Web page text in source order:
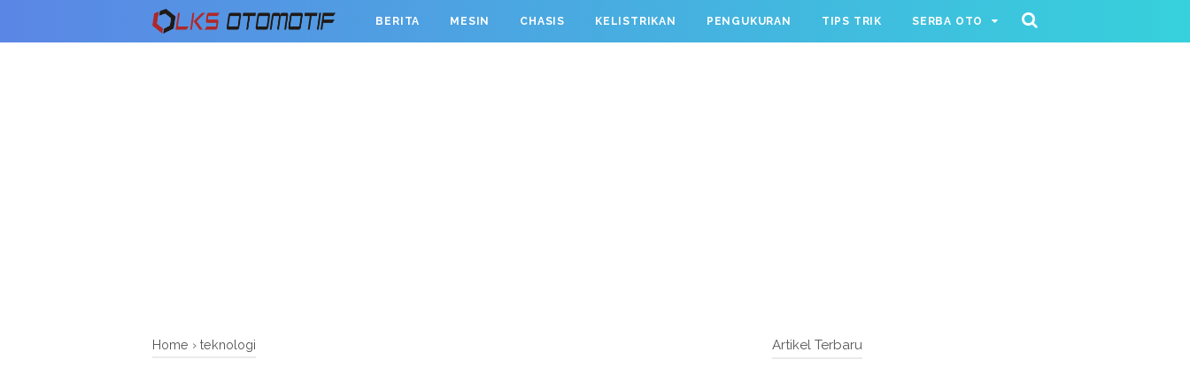
BERITA MESIN CHASIS KELISTRIKAN PENGUKURAN TIPS TRIK SERBA OTO
Home › teknologi Artikel Terbaru